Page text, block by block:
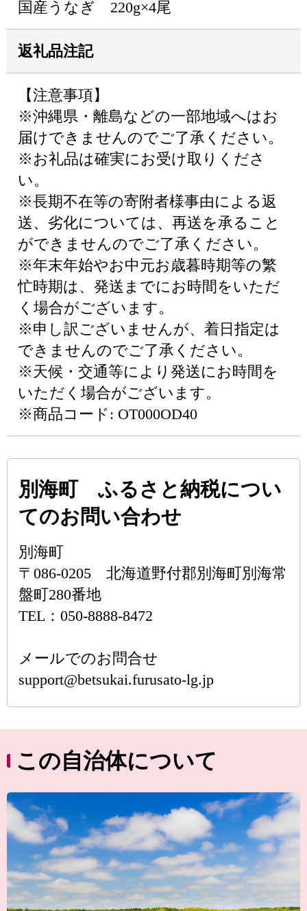
国産うなぎ 220g×4尾
返礼品注記
【注意事項】
※沖縄県・離島などの一部地域へはお
届けできませんのでご了承ください。
※お礼品は確実にお受け取りくださ
い。
※長期不在等の寄附者様事由による返
送、劣化については、再送を承ること
ができませんのでご了承ください。
※年末年始やお中元お歳暮時期等の繁
忙時期は、発送までにお時間をいただ
く場合がございます。
※申し訳ございませんが、着日指定は
できませんのでご了承ください。
※天候・交通等により発送にお時間を
いただく場合がございます。
※商品コード: OT000OD40
別海町 ふるさと納税につい
てのお問い合わせ
別海町
〒086-0205 北海道野付郡別海町別海常
盤町280番地
TEL：050-8888-8472
メールでのお問合せ
support@betsukai.furusato-lg.jp
この自治体について